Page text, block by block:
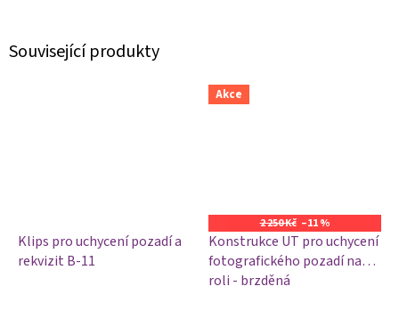
Související produkty
Klips pro uchycení pozadí a
rekvizit B-11
Akce
2 250 Kč –11 %
Konstrukce UT pro uchycení
fotografického pozadí na
roli - brzděná